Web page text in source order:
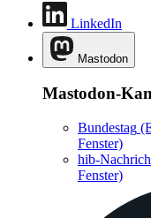
LinkedIn
Mastodon
Mastodon-
Bundestag
Fenster)
hib-
Fenster)